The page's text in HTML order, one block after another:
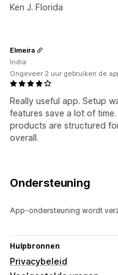
Ken J. Florida
Really useful app. Setup
features save a lot of
products are structured
overall.
Elmeira
India
Ongeveer 2 uur gebruiken de
Ondersteuning
App-ondersteuning wordt
Hulpbronnen
Privacybeleid